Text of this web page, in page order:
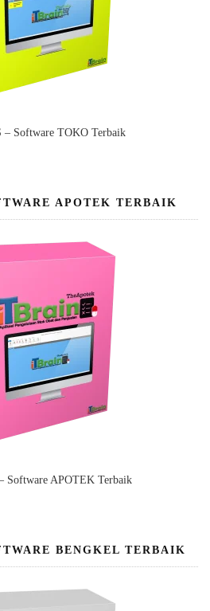
– Software TOKO Terbaik
APOTEK TERBAIK
Software APOTEK Terbaik
BENGKEL TERBAIK